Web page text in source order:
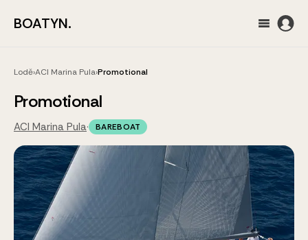
BOATYN.
Lodě›ACI Marina Pula›Promotional
Promotional
ACI Marina Pula· BAREBOAT